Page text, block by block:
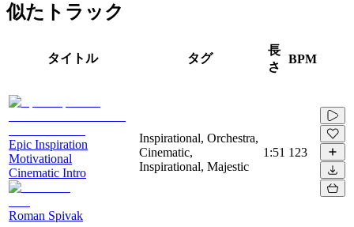
似たトラック
タイトル タグ
長
さ
BPM
Epic Inspiration
Motivational
Cinematic Intro
Roman Spivak
Inspirational, Orchestra,
Cinematic,
Inspirational, Majestic
1:51 123